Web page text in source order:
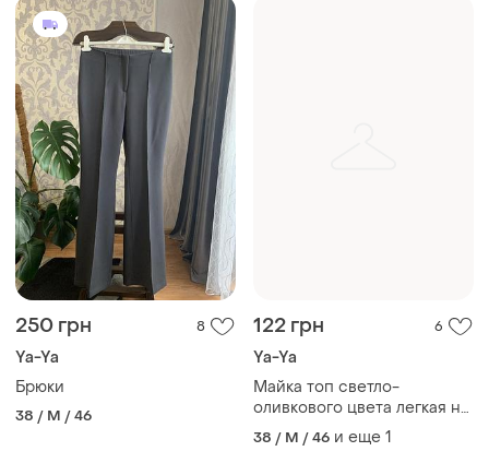
250 грн 8
Ya-Ya
Брюки
38 / M / 46
122 грн 6
Ya-Ya
Майка топ светло-
оливкового цвета легкая на
лето размер m l недорого
38 / M / 46 и еще 1